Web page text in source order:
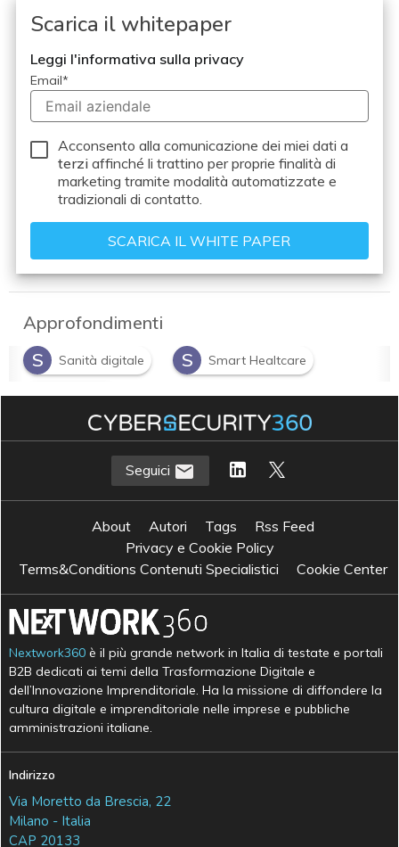
Scarica il whitepaper
Leggi l'informativa sulla privacy
Email*
Acconsento alla comunicazione dei miei dati a
terzi affinché li trattino per proprie finalità di
marketing tramite modalità automatizzate e
tradizionali di contatto.
Approfondimenti
S
Sanità digitale S Smart Healtcare
S software
Seguici
About Autori Tags
Rss Feed
Privacy e Cookie Policy
Terms&Conditions Contenuti Specialistici
Cookie Center
Nextwork360 è il più grande network in Italia di testate e portali
B2B dedicati ai temi della Trasformazione Digitale e
dell’Innovazione Imprenditoriale. Ha la missione di diffondere la
cultura digitale e imprenditoriale nelle imprese e pubbliche
amministrazioni italiane.
Indirizzo
Via Moretto da Brescia, 22
Milano - Italia
CAP 20133